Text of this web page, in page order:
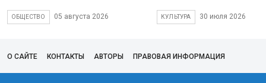
ОБЩЕСТВО 05 августа 2026 КУЛЬТУРА 30 июля 2026
О САЙТЕ КОНТАКТЫ АВТОРЫ ПРАВОВАЯ ИНФОРМАЦИЯ